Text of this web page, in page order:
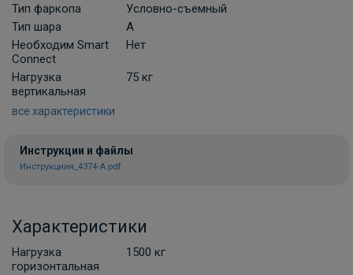
Комплект универсальной
(Россия)
В НАЛИЧИИ
В НАЛИЧИИ
700 ₽
Тип фаркопа
Условно-съемный
Тип шара
A
Необходим Smart
Connect
Нет
Нагрузка
вертикальная
75 кг
все характеристики
Инструкции и файлы
Инструкциия_4374-A.pdf
Характеристики
Нагрузка
горизонтальная
1500 кг